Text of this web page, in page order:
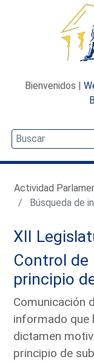
Bienvenidos |
Actividad
Búsqueda de
XII
Control de
principio
Comunicación
informado que
dictamen
principio de